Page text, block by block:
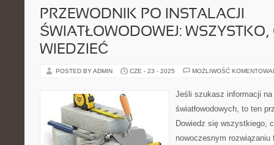
PRZEWODNIK PO INSTALACJI
ŚWIATŁOWODOWEJ:
WIEDZIEĆ
POSTED BY ADMIN CZE - 23 - 2025 MOŻLIWOŚĆ
Jeśli szukasz informacji
światłowodowych, to ten
Dowiedz się wszystkiego,
nowoczesnym